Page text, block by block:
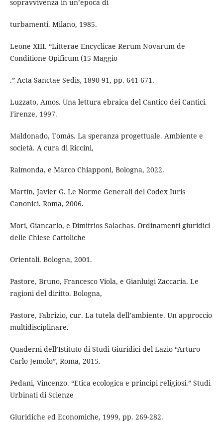
sopravvivenza in un’epoca di
turbamenti. Milano, 1985.
Leone XIII. “Litterae Encyclicae Rerum Novarum de
Conditione Opificum (15 Maggio
.” Acta Sanctae Sedis, 1890-91, pp. 641-671.
Luzzato, Amos. Una lettura ebraica del Cantico dei Cantici.
Firenze, 1997.
Maldonado, Tomás. La speranza progettuale. Ambiente e
società. A cura di Riccini,
Raimonda, e Marco Chiapponi, Bologna, 2022.
Martín, Javier G. Le Norme Generali del Codex Iuris
Canonici. Roma, 2006.
Mori, Giancarlo, e Dimitrios Salachas. Ordinamenti giuridici
delle Chiese Cattoliche
Orientali. Bologna, 2001.
Pastore, Bruno, Francesco Viola, e Gianluigi Zaccaria. Le
ragioni del diritto. Bologna,
Pastore, Fabrizio, cur. La tutela dell’ambiente. Un approccio
multidisciplinare.
Quaderni dell’Istituto di Studi Giuridici del Lazio “Arturo
Carlo Jemolo”, Roma, 2015.
Pedani, Vincenzo. “Etica ecologica e principi religiosi.” Studi
Urbinati di Scienze
Giuridiche ed Economiche, 1999, pp. 269-282.